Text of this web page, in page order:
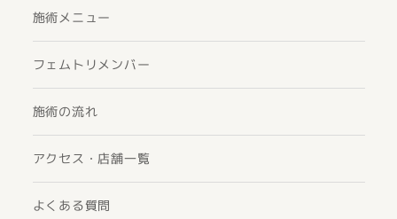
施術メニュー
フェムトリメンバー
施術の流れ
アクセス・店舗一覧
よくある質問